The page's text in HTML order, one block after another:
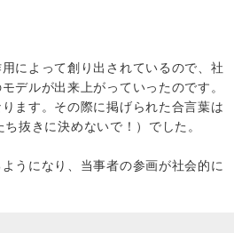
によって創り出されているので、社
デルが出来上がっていったのです。
ます。その際に掲げられた合言葉は
抜きに決めないで！）でした。
うになり、当事者の参画が社会的に